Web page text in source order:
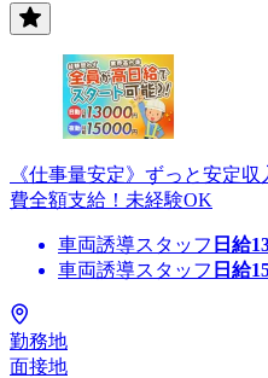
《仕事量安定》ずっと安定
費全額支給！未経験OK
車両誘導スタッフ 日給
車両誘導スタッフ 日給
勤務地
面接地